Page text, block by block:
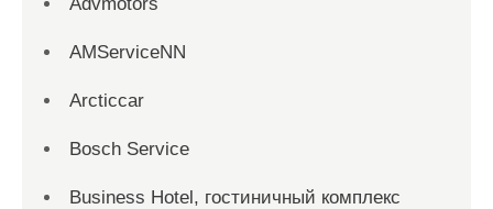
AMServiceNN
Arcticcar
Bosch Service
Business Hotel, гостиничный комплекс